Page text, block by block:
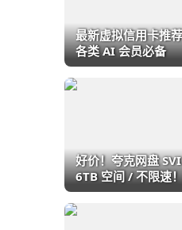
最新虚拟信用卡推
各类 AI 会员必备
好价！夸克网盘
6TB 空间 / 不限速